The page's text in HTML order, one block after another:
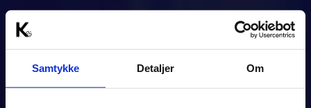
Samtykke Detaljer Om